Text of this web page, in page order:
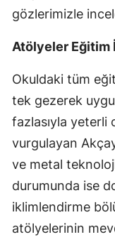
gözlerimizle
Atölyeler Eğitim
Okuldaki tüm
tek gezerek
fazlasıyla yeterli
vurgulayan
ve metal
durumunda ise
iklimlendirme
atölyelerinin